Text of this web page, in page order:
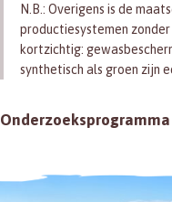
N.B.: Overigens is de
productiesystemen
kortzichtig:
synthetisch als groen zijn
Onderzoeksprogramma